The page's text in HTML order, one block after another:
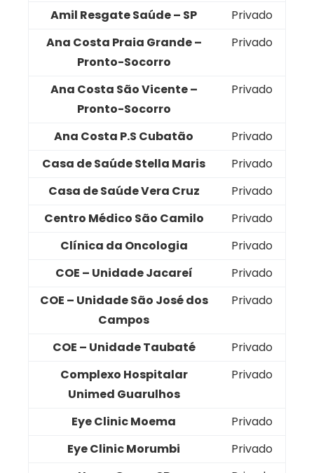
Amil Resgate Saúde – SP
Privado
Ana Costa Praia Grande –
Pronto-Socorro
Privado
Ana Costa São Vicente –
Pronto-Socorro
Privado
Ana Costa P.S Cubatão
Privado
Casa de Saúde Stella Maris
Privado
Casa de Saúde Vera Cruz
Privado
Centro Médico São Camilo
Privado
Clínica da Oncologia
Privado
COE – Unidade Jacareí
Privado
COE – Unidade São José dos
Campos
Privado
COE – Unidade Taubaté
Privado
Complexo Hospitalar
Unimed Guarulhos
Privado
Eye Clinic Moema
Privado
Eye Clinic Morumbi
Privado